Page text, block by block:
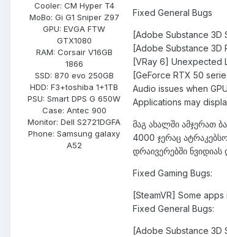
Cooler: CM Hyper T4
MoBo: Gi G1 Sniper Z97
GPU: EVGA FTW
GTX1080
RAM: Corsair V16GB
1866
SSD: 870 evo 250GB
HDD: F3+toshiba 1+1TB
PSU: Smart DPS G 650W
Case: Antec 900
Monitor: Dell S2721DGFA
Phone: Samsung galaxy
A52
Fixed General Bugs
[Adobe Substance 3D
[Adobe Substance 3D
[VRay 6] Unexpected
[GeForce RTX 50
Audio issues when
Applications may
მაგ ახალში ამჯერათ
4000 ჯერაც
დრაივერებში ნვიდიას
Fixed Gaming Bugs:
[SteamVR] Some
Fixed General Bugs:
[Adobe Substance 3D